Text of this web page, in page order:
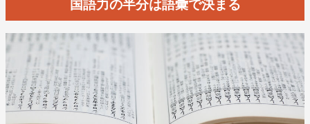
国語力の半分は語彙で決まる